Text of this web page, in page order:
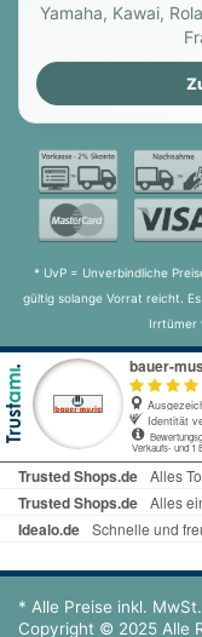
Yamaha, Kawai,
* UvP = Unverbindliche
gültig solange Vorrat reicht.
Irrtümer
* Alle Preise inkl.
Copyright © 2025 Alle